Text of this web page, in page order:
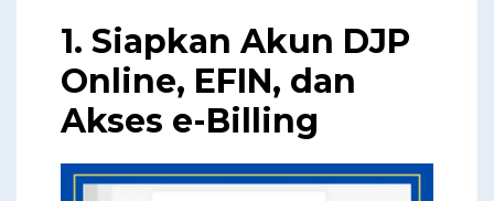
1. Siapkan Akun DJP
Online, EFIN, dan
Akses e-Billing